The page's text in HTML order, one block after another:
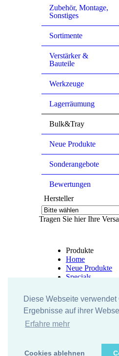
Diese Webseite
Ergebnisse auf ihrer
Erfahre mehr
Cookies ablehnen
Zubehör, Montage,
Sonstiges
Sortimente
Verstärker &
Bauteile
Werkzeuge
Lagerräumung
Bulk&Tray
Neue Produkte
Sonderangebote
Bewertungen
Hersteller
Tragen Sie hier Ihre
Produkte
Home
Neue Produkte
Specials
UK-electronic Jonas